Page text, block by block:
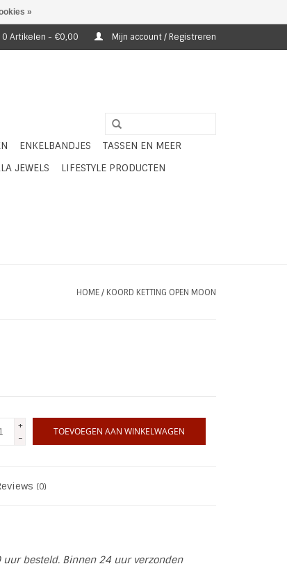
0 Artikelen - €0,00 Mijn account / Registreren
ENKELBANDJES
TASSEN EN MEER
JEWELS
LIFESTYLE PRODUCTEN
HOME/ KOORD KETTING OPEN MOON
+
-
TOEVOEGEN AAN WINKELWAGEN
(0)
besteld. Binnen 24 uur verzonden
»